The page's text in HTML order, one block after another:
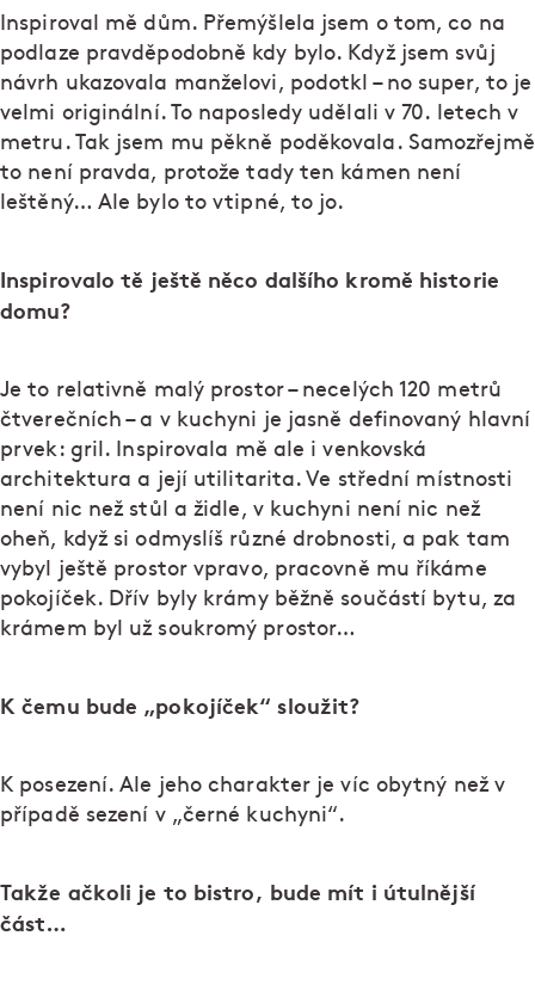
Inspiroval mě dům. Přemýšlela jsem o tom, co na
podlaze pravděpodobně kdy bylo. Když jsem svůj
návrh ukazovala manželovi, podotkl – no super, to je
velmi originální. To naposledy udělali v 70. letech v
metru. Tak jsem mu pěkně poděkovala. Samozřejmě
to není pravda, protože tady ten kámen není
leštěný… Ale bylo to vtipné, to jo.
Inspirovalo tě ještě něco dalšího kromě historie
domu?
Je to relativně malý prostor – necelých 120 metrů
čtverečních – a v kuchyni je jasně definovaný hlavní
prvek: gril. Inspirovala mě ale i venkovská
architektura a její utilitarita. Ve střední místnosti
není nic než stůl a židle, v kuchyni není nic než
oheň, když si odmyslíš různé drobnosti, a pak tam
vybyl ještě prostor vpravo, pracovně mu říkáme
pokojíček. Dřív byly krámy běžně součástí bytu, za
krámem byl už soukromý prostor…
K čemu bude „pokojíček“ sloužit?
K posezení. Ale jeho charakter je víc obytný než v
případě sezení v „černé kuchyni“.
Takže ačkoli je to bistro, bude mít i útulnější
část…